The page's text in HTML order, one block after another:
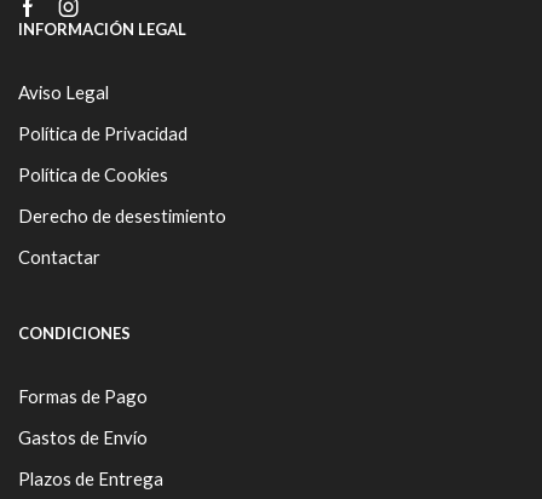
FacebookInstagram
INFORMACIÓN LEGAL
Aviso Legal
Política de Privacidad
Política de Cookies
Derecho de desestimiento
Contactar
CONDICIONES
Formas de Pago
Gastos de Envío
Plazos de Entrega